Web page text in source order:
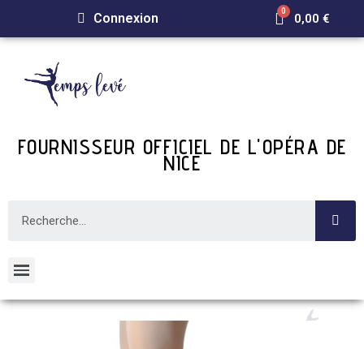
Connexion 0,00 €
FOURNISSEUR OFFICIEL DE L'OPÉRA DE
NICE